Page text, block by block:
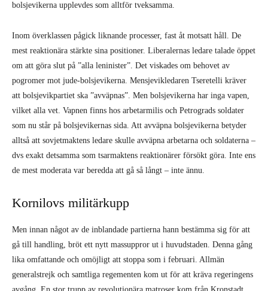
bolsjevikerna upplevdes som alltför tveksamma.
Inom överklassen pågick liknande processer, fast åt motsatt håll. De
mest reaktionära stärkte sina positioner. Liberalernas ledare talade öppet
om att göra slut på ”alla leninister”. Det viskades om behovet av
pogromer mot jude-bolsjevikerna. Mensjevikledaren Tseretelli kräver
att bolsjevikpartiet ska ”avväpnas”. Men bolsjevikerna har inga vapen,
vilket alla vet. Vapnen finns hos arbetarmilis och Petrograds soldater
som nu står på bolsjevikernas sida. Att avväpna bolsjevikerna betyder
alltså att sovjetmaktens ledare skulle avväpna arbetarna och soldaterna –
dvs exakt detsamma som tsarmaktens reaktionärer försökt göra. Inte ens
de mest moderata var beredda att gå så långt – inte ännu.
Kornilovs militärkupp
Men innan något av de inblandade partierna hann bestämma sig för att
gå till handling, bröt ett nytt massuppror ut i huvudstaden. Denna gång
lika omfattande och omöjligt att stoppa som i februari. Allmän
generalstrejk och samtliga regementen kom ut för att kräva regeringens